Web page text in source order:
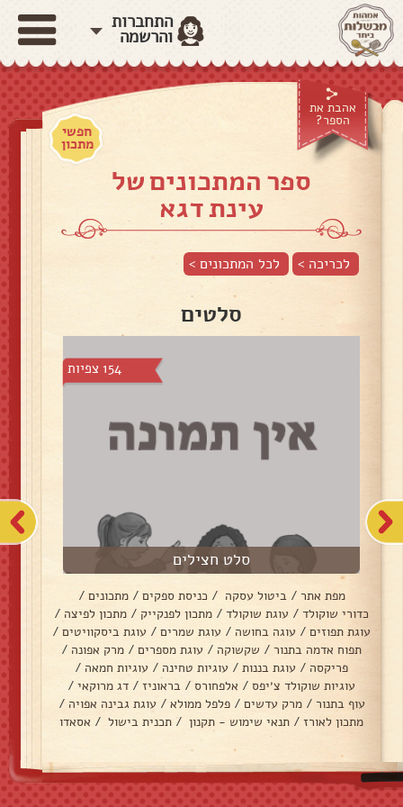
התחברות
והרשמה
אהבת את
הספר?
חפשי
מתכון
ספר המתכונים של
עינת דגא
לכריכה > לכל המתכונים >
סלטים
154 צפיות
סלט חצילים
מפת אתר / ביטול עסקה / כניסת ספקים / מתכונים /
כדורי שוקולד / עוגת שוקולד / מתכון לפנקייק / מתכון לפיצה /
עוגת תפוזים / עוגה בחושה / עוגת שמרים / עוגת ביסקוויטים /
תפוח אדמה בתנור / שקשוקה / עוגת מספרים / מרק אפונה /
פריקסה / עוגת בננות / עוגיות טחינה / עוגיות חמאה /
עוגיות שוקולד צ׳יפס / אלפחורס / בראוניז / דג מרוקאי /
עוף בתנור / מרק עדשים / פלפל ממולא / עוגת גבינה אפויה /
מתכון לאורז / תנאי שימוש - תקנון / תכנית בישול / אסאדו